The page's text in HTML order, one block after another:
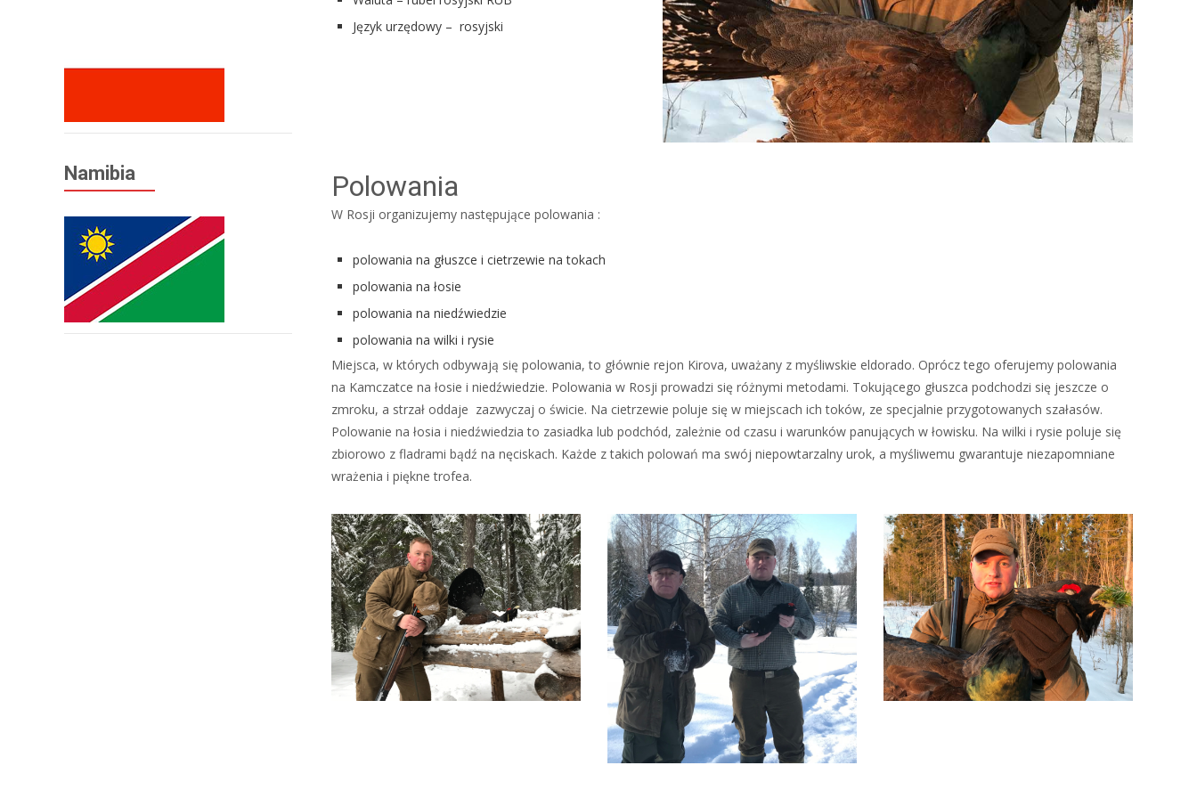
Język urzędowy – rosyjski
Polowania
W Rosji organizujemy następujące polowania :
polowania na głuszce i cietrzewie na tokach
polowania na łosie
polowania na niedźwiedzie
polowania na wilki i rysie
Miejsca, w których odbywają się polowania, to głównie rejon Kirova, uważany z myśliwskie eldorado. Oprócz tego oferujemy polowania
na Kamczatce na łosie i niedźwiedzie. Polowania w Rosji prowadzi się różnymi metodami. Tokującego głuszca podchodzi się jeszcze o
zmroku, a strzał oddaje zazwyczaj o świcie. Na cietrzewie poluje się w miejscach ich toków, ze specjalnie przygotowanych szałasów.
Polowanie na łosia i niedźwiedzia to zasiadka lub podchód, zależnie od czasu i warunków panujących w łowisku. Na wilki i rysie poluje się
zbiorowo z fladrami bądź na nęciskach. Każde z takich polowań ma swój niepowtarzalny urok, a myśliwemu gwarantuje niezapomniane
wrażenia i piękne trofea.
Namibia